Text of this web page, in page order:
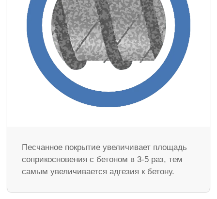
Песчанное покрытие увеличивает площадь
соприкосновения с бетоном в 3-5 раз, тем
самым увеличивается адгезия к бетону.